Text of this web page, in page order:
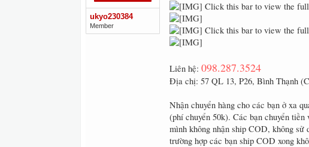
ukyo230384
Member
Click this bar to view the
Click this bar to view the
Liên hệ: 098.287.3524
Địa chị: 57 QL 13, P26, Bình Thạnh
Nhận chuyển hàng cho các bạn ở xa
(phí chuyển 50k). Các bạn chuyển
mình không nhận ship COD, không sử
trường hợp các bạn ship COD xong